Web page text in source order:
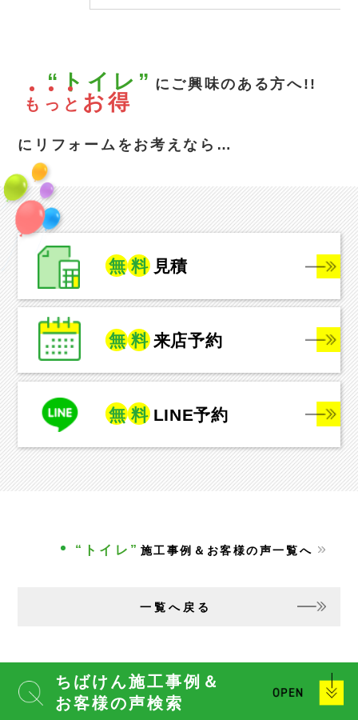
“トイレ” にご興味のある方へ!!
も っ と お得
にリフォームをお考えなら…
無 料 見積
無 料 来店予約
無 料 LINE予約
“トイレ” 施工事例＆お客様の声一覧へ
一覧へ戻る
ちばけん施工事例＆
お客様の声検索